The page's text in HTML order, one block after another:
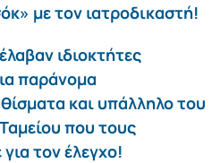
με τον ιατροδικαστή!
ιδιοκτήτες
παράνομα
και υπάλληλο του
που τους
τον έλεγχο!